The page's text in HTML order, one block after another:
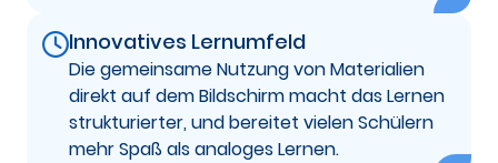
Innovatives Lernumfeld
Die gemeinsame Nutzung von Materialien
direkt auf dem Bildschirm macht das Lernen
strukturierter, und bereitet vielen Schülern
mehr Spaß als analoges Lernen.